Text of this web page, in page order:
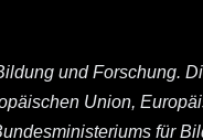
und Forschung.
Union,
für